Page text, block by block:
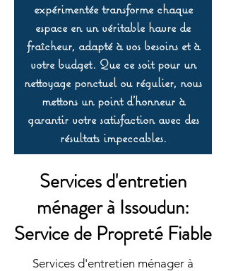
expérimentée transforme chaque
espace en un véritable havre de
fraîcheur, adapté à vos besoins et à
votre budget. Que ce soit pour un
nettoyage ponctuel ou régulier, nous
mettons un point d’honneur à
garantir votre satisfaction avec des
résultats impeccables.
Services d'entretien
ménager à Issoudun:
Service de Propreté Fiable
Services d'entretien ménager à